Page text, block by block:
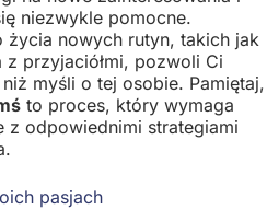
niezwykle pomocne.
nowych rutyn, takich jak
przyjaciółmi, pozwoli Ci
myśli o tej osobie. Pamiętaj,
to proces, który wymaga
z odpowiednimi strategiami
pasjach